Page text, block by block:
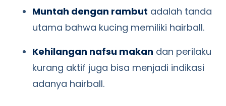
Muntah dengan rambut adalah tanda
utama bahwa kucing memiliki hairball.
Kehilangan nafsu makan dan perilaku
kurang aktif juga bisa menjadi indikasi
adanya hairball.